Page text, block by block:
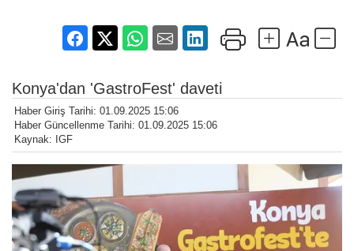
Konya'dan 'GastroFest' daveti
Haber Giriş Tarihi: 01.09.2025 15:06
Haber Güncellenme Tarihi: 01.09.2025 15:06
Kaynak: IGF